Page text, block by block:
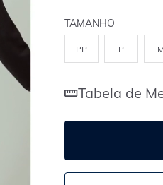
TAMANHO
PP P M
Tabela de